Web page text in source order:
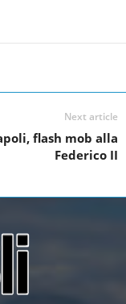
Next article
flash mob alla
Federico II